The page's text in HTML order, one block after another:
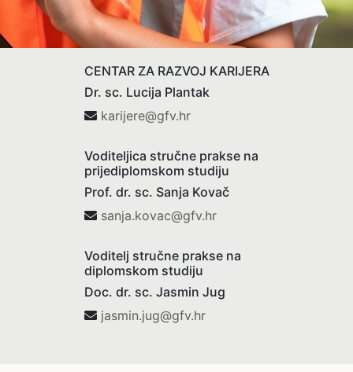
CENTAR ZA RAZVOJ KARIJERA
Dr. sc. Lucija Plantak
karijere@gfv.hr
Voditeljica stručne prakse na
prijediplomskom studiju
Prof. dr. sc. Sanja Kovač
sanja.kovac@gfv.hr
Voditelj stručne prakse na
diplomskom studiju
Doc. dr. sc. Jasmin Jug
jasmin.jug@gfv.hr